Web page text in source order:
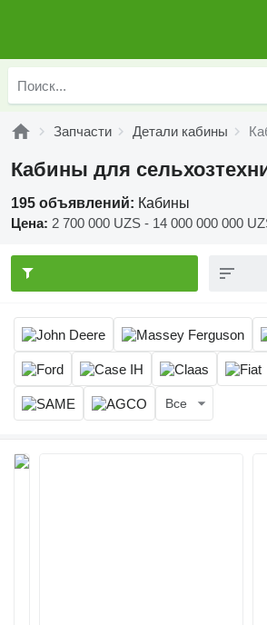
Запчасти Детали кабины
Кабины для
195 объявлений: Кабины
Цена: 2 700 000 UZS - 14 000 000 000
Все